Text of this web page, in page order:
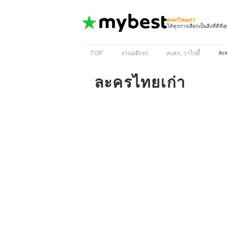
ละครไทยเก่า
ให้ทุกการเลือกเป็นสิ่งที่ดีที่สุ
TOP งานอดิเรก ละคร, วาไรตี้ ละ
ละครไทยเก่า